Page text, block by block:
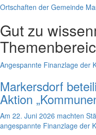
Ortschaften der Gemeinde
Gut zu wissen
Angespannte Finanzlage der
Markersdorf
Aktion
Am 22. Juni 2026 machten
angespannte Finanzlage der